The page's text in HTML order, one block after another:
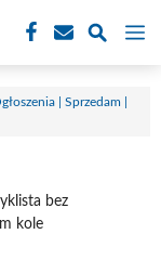
| Sprzedam |
bez
kole